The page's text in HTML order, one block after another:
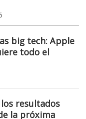
big tech: Apple
todo el
los resultados
la próxima